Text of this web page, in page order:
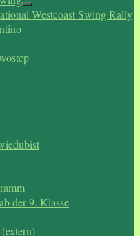
Westcoast Swing Rally
der 9. Klasse